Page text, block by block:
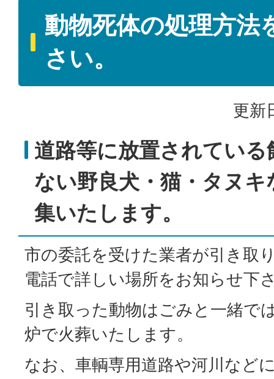
動物死体の処理方法
さい。
更新
道路等に放置されてい
ない野良犬・猫・タヌ
集いたします。
市の委託を受けた業者が引き取
電話で詳しい場所をお知らせ下
引き取った動物はごみと一緒で
炉で火葬いたします。
なお、車輌専用道路や河川など